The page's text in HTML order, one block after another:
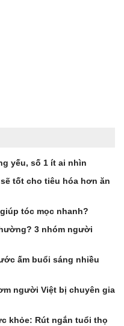
yếu, số 1 ít ai nhìn
tốt cho tiêu hóa hơn ăn
tóc mọc nhanh?
3 nhóm người
ấm buổi sáng nhiều
người Việt bị chuyên gia
khỏe: Rút ngắn tuổi thọ